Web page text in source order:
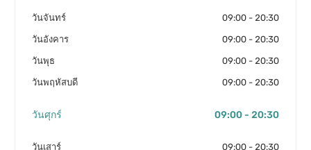
วันจันทร์ 09:00 - 20:30
วันอังคาร 09:00 - 20:30
วันพุธ 09:00 - 20:30
วันพฤหัสบดี 09:00 - 20:30
วันศุกร์ 09:00 - 20:30
วันเสาร์ 09:00 - 20:30